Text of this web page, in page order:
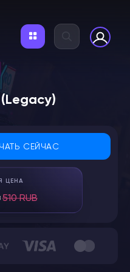
СЕЙЧАС
ЦЕНА
510 RUB